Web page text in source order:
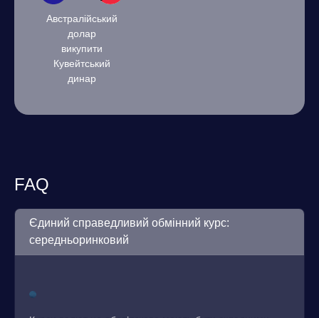
Австралійський
долар
викупити
Кувейтський
динар
FAQ
Єдиний справедливий обмінний курс:
середньоринковий